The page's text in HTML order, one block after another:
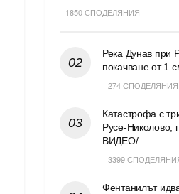
1850 СПОДЕЛЯНИЯ
Река Дунав при
покачване от 1
274 СПОДЕЛЯНИЯ
Катастрофа с
Русе-Николово,
ВИДЕО/
3399
Фентанилът